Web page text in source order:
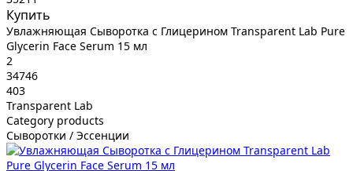
Купить
Увлажняющая Сыворотка с Глицерином Transparent Lab Pure
Glycerin Face Serum 15 мл
2
34746
403
Transparent Lab
Category products
Сыворотки / Эссенции